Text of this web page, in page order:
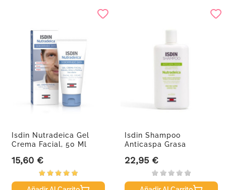
Isdin Nutradeica Gel
Crema Facial, 50 Ml
Precio
15,60 €
Isdin Shampoo
Anticaspa Grasa
Precio
22,95 €